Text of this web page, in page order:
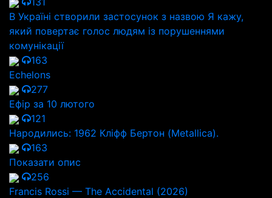
В Україні створили застосунок з назвою Я кажу,
який повертає голос людям із порушеннями
комунікації
163
Echelons
277
Ефір за 10 лютого
121
Народились: 1962 Кліфф Бертон (Metallica).
163
Показати опис
256
Francis Rossi — The Accidental (2026)